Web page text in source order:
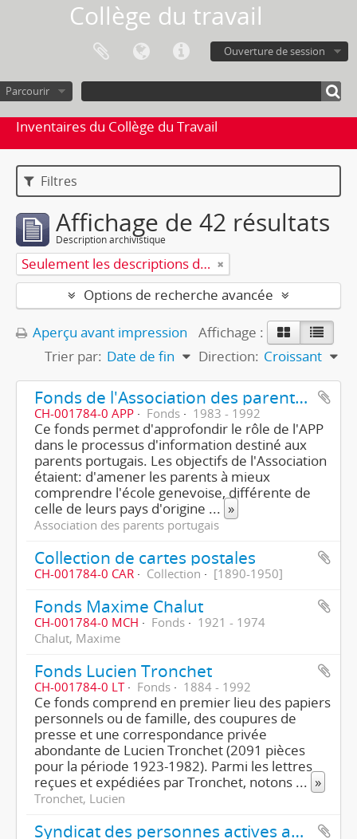
Collège du travail
Ouverture de session
Parcourir
Inventaires du Collège du Travail
Filtres
Affichage de 42 résultats
Description archivistique
Seulement les descriptions de haut niveau
Options de recherche avancée
Aperçu avant impression
Affichage :
Trier par: Date de fin Direction: Croissant
Fonds de l'Association des parents portugais
CH-001784-0 APP Fonds 1983 - 1992
Ce fonds permet d'approfondir le rôle de l'APP
dans le processus d'information destiné aux
parents portugais. Les objectifs de l'Association
étaient: d'amener les parents à mieux
comprendre l'école genevoise, différente de
celle de leurs pays d'origine ... »
Association des parents portugais
Collection de cartes postales
CH-001784-0 CAR Collection [1890-1950]
Fonds Maxime Chalut
CH-001784-0 MCH Fonds
1921 - 1974
Chalut, Maxime
Fonds Lucien Tronchet
CH-001784-0 LT Fonds 1884 - 1992
Ce fonds comprend en premier lieu des papiers
personnels ou de famille, des coupures de
presse et une correspondance privée
abondante de Lucien Tronchet (2091 pièces
pour la période 1923-1982). Parmi les lettres
reçues et expédiées par Tronchet, notons ... »
Tronchet, Lucien
Syndicat des personnes actives au foyer à temps complet ou partiel (SPAF)